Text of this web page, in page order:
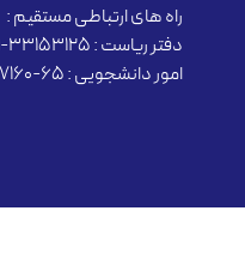
راه های ارتباطی مستقیم :
دفتر ریاست : 33153125-061
امور دانشجویی : 65-33157160-061